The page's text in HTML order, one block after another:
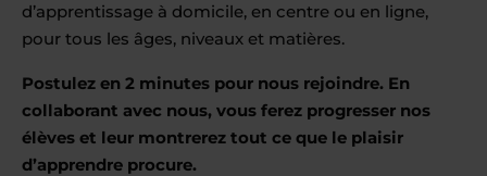
d’apprentissage à domicile, en centre ou en ligne,
pour tous les âges, niveaux et matières.
Postulez en 2 minutes pour nous rejoindre. En
collaborant avec nous, vous ferez progresser nos
élèves et leur montrerez tout ce que le plaisir
d’apprendre procure.